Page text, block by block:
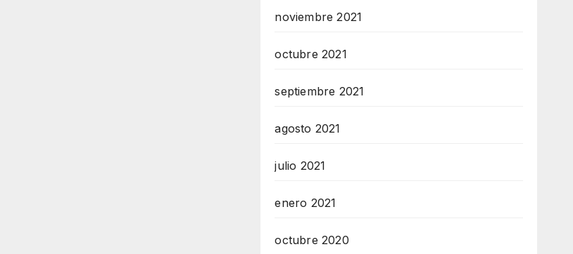
noviembre 2021
octubre 2021
septiembre 2021
agosto 2021
julio 2021
enero 2021
octubre 2020